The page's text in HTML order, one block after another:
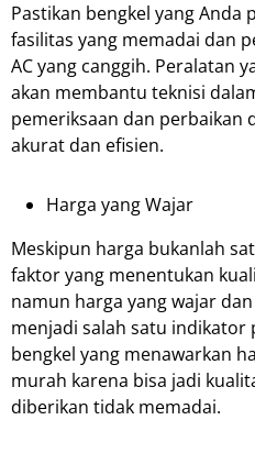
Pastikan bengkel yang Anda
fasilitas yang memadai dan
AC yang canggih. Peralatan
akan membantu teknisi
pemeriksaan dan perbaikan
akurat dan efisien.
Harga yang Wajar
Meskipun harga bukanlah
faktor yang menentukan
namun harga yang wajar
menjadi salah satu indikator
bengkel yang menawarkan
murah karena bisa jadi
diberikan tidak memadai.